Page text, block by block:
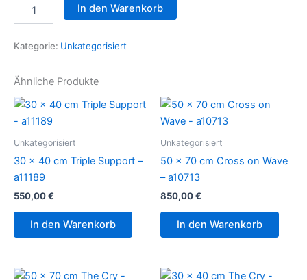
Menge
In den Warenkorb
Kategorie: Unkategorisiert
Ähnliche Produkte
Unkategorisiert
30 x 40 cm Triple Support –
a11189
550,00€
In den Warenkorb
Unkategorisiert
50 x 70 cm Cross on Wave
– a10713
850,00€
In den Warenkorb